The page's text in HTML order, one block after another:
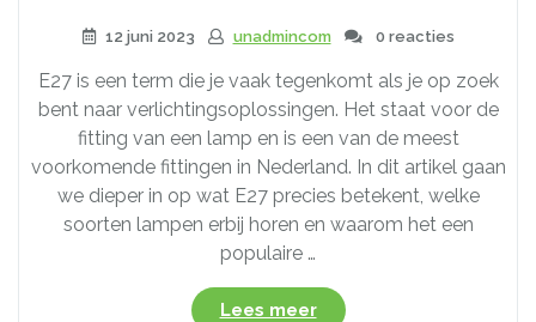
12 juni 2023 unadmincom 0 reacties
E27 is een term die je vaak tegenkomt als je op zoek
bent naar verlichtingsoplossingen. Het staat voor de
fitting van een lamp en is een van de meest
voorkomende fittingen in Nederland. In dit artikel gaan
we dieper in op wat E27 precies betekent, welke
soorten lampen erbij horen en waarom het een
populaire …
Lees meer“Alles